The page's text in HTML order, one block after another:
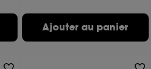
Ajouter au panier